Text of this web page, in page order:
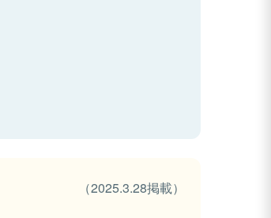
（2025.3.28掲載）